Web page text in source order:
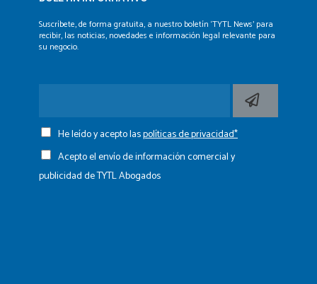
Suscríbete, de forma gratuita, a nuestro boletín ‘TYTL News’ para
recibir, las noticias, novedades e información legal relevante para
su negocio.
He leído y acepto laspolíticas de privacidad*
Acepto el envío de información comercial y
publicidad de TYTL Abogados